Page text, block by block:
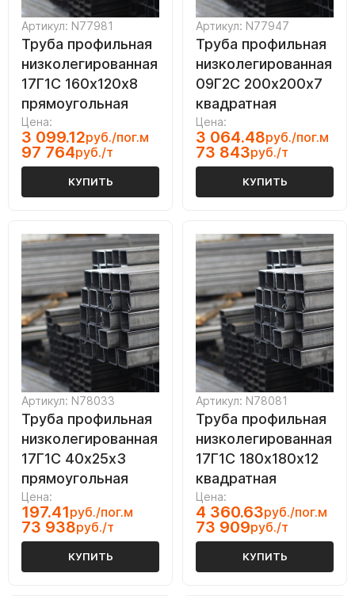
Артикул: N77981
Труба профильная
низколегированная
17Г1С 160х120х8
прямоугольная
Цена:
3 099.12руб./пог.м
97 764руб./т
КУПИТЬ
Артикул: N77947
Труба профильная
низколегированная
09Г2С 200х200х7
квадратная
Цена:
3 064.48руб./пог.м
73 843руб./т
КУПИТЬ
Артикул: N78033
Труба профильная
низколегированная
17Г1С 40х25х3
прямоугольная
Цена:
197.41руб./пог.м
73 938руб./т
КУПИТЬ
Артикул: N78081
Труба профильная
низколегированная
17Г1С 180х180х12
квадратная
Цена:
4 360.63руб./пог.м
73 909руб./т
КУПИТЬ